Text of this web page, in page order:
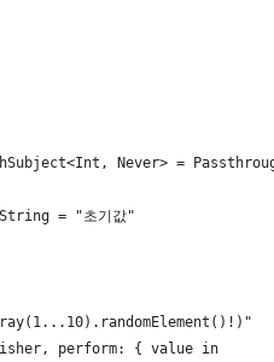
Never> =
= "초기값"
perform: { value in